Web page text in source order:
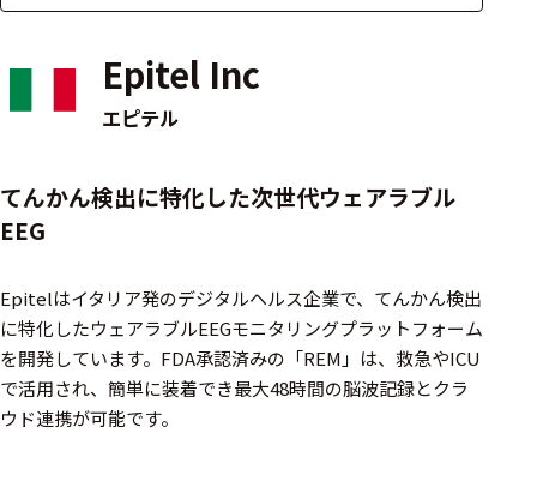
MRI対応
システム・周辺
構成
デバイス
周辺機器
基幹シス
テム
Epitel Inc
エピテル
てんかん検出に特化した次世代ウェアラブル
EEG
Epitelはイタリア発のデジタルヘルス企業で、てんかん検出
に特化したウェアラブルEEGモニタリングプラットフォーム
を開発しています。FDA承認済みの「REM」は、救急やICU
で活用され、簡単に装着でき最大48時間の脳波記録とクラ
ウド連携が可能です。